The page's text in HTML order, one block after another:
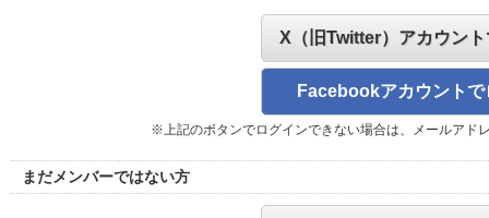
X（旧Twitter）アカウン
Facebookアカウントで
※上記のボタンでログインできない場合は、メールアド
まだメンバーではない方